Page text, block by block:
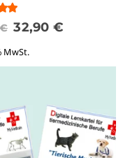
532,90€
MwSt.